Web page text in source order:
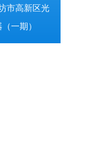
市高新区光
一期）